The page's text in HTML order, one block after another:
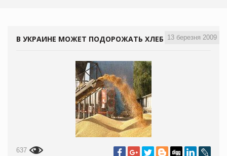
13 березня 2009
В УКРАИНЕ МОЖЕТ ПОДОРОЖАТЬ ХЛЕБ
637